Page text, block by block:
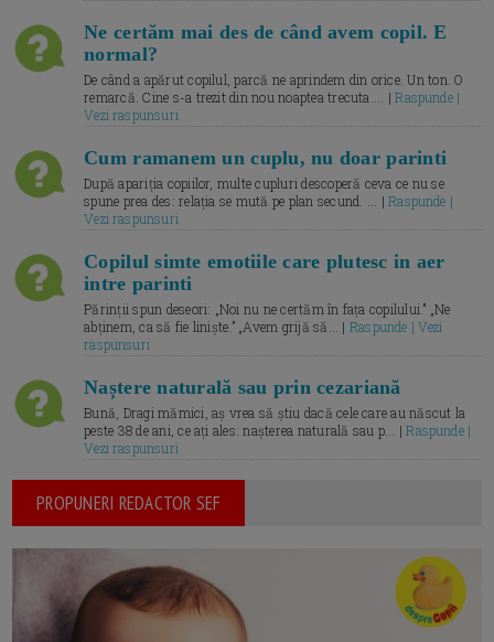
Ne certăm mai des de când avem copil. E
normal?
De când a apărut copilul, parcă ne aprindem din orice. Un ton. O
remarcă. Cine s-a trezit din nou noaptea trecuta.... |Raspunde |
Vezi raspunsuri
Cum ramanem un cuplu, nu doar parinti
După apariția copiilor, multe cupluri descoperă ceva ce nu se
spune prea des: relația se mută pe plan secund. ... |Raspunde |
Vezi raspunsuri
Copilul simte emotiile care plutesc in aer
intre parinti
Părinții spun deseori: „Noi nu ne certăm în fața copilului.” „Ne
abținem, ca să fie liniște.” „Avem grijă să... | Raspunde | Vezi
raspunsuri
Naștere naturală sau prin cezariană
Bună, Dragi mămici, aș vrea să știu dacă cele care au născut la
peste 38 de ani, ce ați ales: nașterea naturală sau p... |Raspunde |
Vezi raspunsuri
PROPUNERI REDACTOR SEF